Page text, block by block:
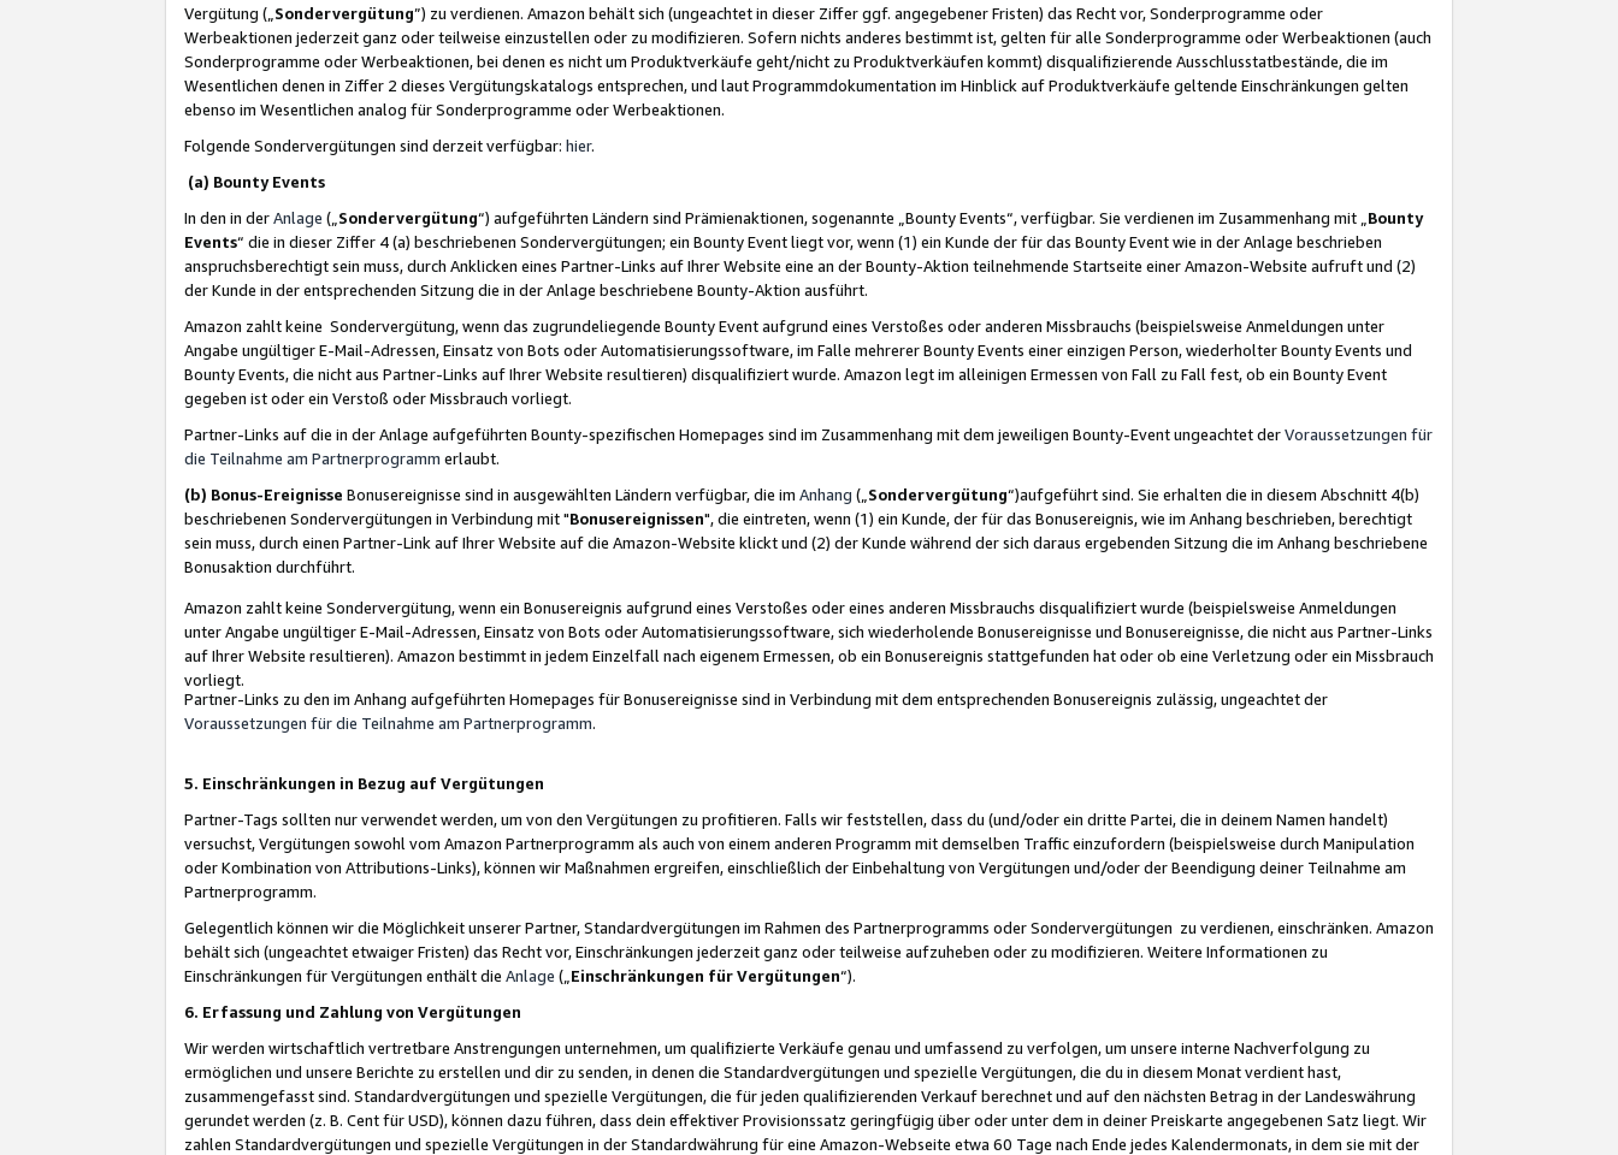
Vergütung („ Sondervergütung”) zu verdienen. Amazon behält sich (ungeachtet in dieser Ziffer ggf. angegebener Fristen) das Recht vor, Sonderprogramme oder
Werbeaktionen jederzeit ganz oder teilweise einzustellen oder zu modifizieren. Sofern nichts anderes bestimmt ist, gelten für alle Sonderprogramme oder Werbeaktionen (auch
Sonderprogramme oder Werbeaktionen, bei denen es nicht um Produktverkäufe geht/nicht zu Produktverkäufen kommt) disqualifizierende Ausschlusstatbestände, die im
Wesentlichen denen in Ziffer 2 dieses Vergütungskatalogs entsprechen, und laut Programmdokumentation im Hinblick auf Produktverkäufe geltende Einschränkungen gelten
ebenso im Wesentlichen analog für Sonderprogramme oder Werbeaktionen.
Folgende Sondervergütungen sind derzeit verfügbar: hier.
(a) Bounty Events
In den in derAnlage („ Sondervergütung“) aufgeführten Ländern sind Prämienaktionen, sogenannte „Bounty Events“, verfügbar. Sie verdienen im Zusammenhang mit „ Bounty
Events“ die in dieser Ziffer 4 (a) beschriebenen Sondervergütungen; ein Bounty Event liegt vor, wenn (1) ein Kunde der für das Bounty Event wie in der Anlage beschrieben
anspruchsberechtigt sein muss, durch Anklicken eines Partner-Links auf Ihrer Website eine an der Bounty-Aktion teilnehmende Startseite einer Amazon-Website aufruft und (2)
der Kunde in der entsprechenden Sitzung die in der Anlage beschriebene Bounty-Aktion ausführt.
Amazon zahlt keine Sondervergütung, wenn das zugrundeliegende Bounty Event aufgrund eines Verstoßes oder anderen Missbrauchs (beispielsweise Anmeldungen unter
Angabe ungültiger E-Mail-Adressen, Einsatz von Bots oder Automatisierungssoftware, im Falle mehrerer Bounty Events einer einzigen Person, wiederholter Bounty Events und
Bounty Events, die nicht aus Partner-Links auf Ihrer Website resultieren) disqualifiziert wurde. Amazon legt im alleinigen Ermessen von Fall zu Fall fest, ob ein Bounty Event
gegeben ist oder ein Verstoß oder Missbrauch vorliegt.
Partner-Links auf die in der Anlage aufgeführten Bounty-spezifischen Homepages sind im Zusammenhang mit dem jeweiligen Bounty-Event ungeachtet derVoraussetzungen für
die Teilnahme am Partnerprogramm erlaubt.
(b) Bonus-Ereignisse Bonusereignisse sind in ausgewählten Ländern verfügbar, die im Anhang („ Sondervergütung“)aufgeführt sind. Sie erhalten die in diesem Abschnitt 4(b)
beschriebenen Sondervergütungen in Verbindung mit "Bonusereignissen", die eintreten, wenn (1) ein Kunde, der für das Bonusereignis, wie im Anhang beschrieben, berechtigt
sein muss, durch einen Partner-Link auf Ihrer Website auf die Amazon-Website klickt und (2) der Kunde während der sich daraus ergebenden Sitzung die im Anhang beschriebene
Bonusaktion durchführt.
Amazon zahlt keine Sondervergütung, wenn ein Bonusereignis aufgrund eines Verstoßes oder eines anderen Missbrauchs disqualifiziert wurde (beispielsweise Anmeldungen
unter Angabe ungültiger E-Mail-Adressen, Einsatz von Bots oder Automatisierungssoftware, sich wiederholende Bonusereignisse und Bonusereignisse, die nicht aus Partner-Links
auf Ihrer Website resultieren). Amazon bestimmt in jedem Einzelfall nach eigenem Ermessen, ob ein Bonusereignis stattgefunden hat oder ob eine Verletzung oder ein Missbrauch
vorliegt.
Partner-Links zu den im Anhang aufgeführten Homepages für Bonusereignisse sind in Verbindung mit dem entsprechenden Bonusereignis zulässig, ungeachtet der
Voraussetzungen für die Teilnahme am Partnerprogramm.
5. Einschränkungen in Bezug auf Vergütungen
Partner-Tags sollten nur verwendet werden, um von den Vergütungen zu profitieren. Falls wir feststellen, dass du (und/oder ein dritte Partei, die in deinem Namen handelt)
versuchst, Vergütungen sowohl vom Amazon Partnerprogramm als auch von einem anderen Programm mit demselben Traffic einzufordern (beispielsweise durch Manipulation
oder Kombination von Attributions-Links), können wir Maßnahmen ergreifen, einschließlich der Einbehaltung von Vergütungen und/oder der Beendigung deiner Teilnahme am
Partnerprogramm.
Gelegentlich können wir die Möglichkeit unserer Partner, Standardvergütungen im Rahmen des Partnerprogramms oder Sondervergütungen zu verdienen, einschränken. Amazon
behält sich (ungeachtet etwaiger Fristen) das Recht vor, Einschränkungen jederzeit ganz oder teilweise aufzuheben oder zu modifizieren. Weitere Informationen zu
Einschränkungen für Vergütungen enthält die Anlage („ Einschränkungen für Vergütungen“).
6. Erfassung und Zahlung von Vergütungen
Wir werden wirtschaftlich vertretbare Anstrengungen unternehmen, um qualifizierte Verkäufe genau und umfassend zu verfolgen, um unsere interne Nachverfolgung zu
ermöglichen und unsere Berichte zu erstellen und dir zu senden, in denen die Standardvergütungen und spezielle Vergütungen, die du in diesem Monat verdient hast,
zusammengefasst sind. Standardvergütungen und spezielle Vergütungen, die für jeden qualifizierenden Verkauf berechnet und auf den nächsten Betrag in der Landeswährung
gerundet werden (z. B. Cent für USD), können dazu führen, dass dein effektiver Provisionssatz geringfügig über oder unter dem in deiner Preiskarte angegebenen Satz liegt. Wir
zahlen Standardvergütungen und spezielle Vergütungen in der Standardwährung für eine Amazon-Webseite etwa 60 Tage nach Ende jedes Kalendermonats, in dem sie mit der